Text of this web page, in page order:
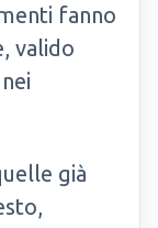
fanno
valido
già